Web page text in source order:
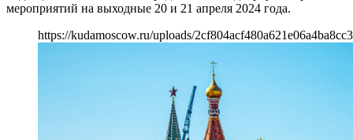
мероприятий на выходные 20 и 21 апреля 2024 года.
https://kudamoscow.ru/uploads/